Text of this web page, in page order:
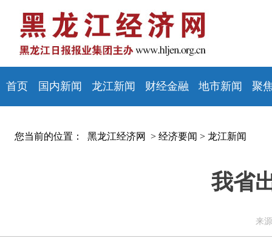
首页 国内新闻 龙江新闻 财经金融 地市新闻 聚
您当前的位置： 黑龙江经济网 > 经济要闻 > 龙江新闻
我省
来